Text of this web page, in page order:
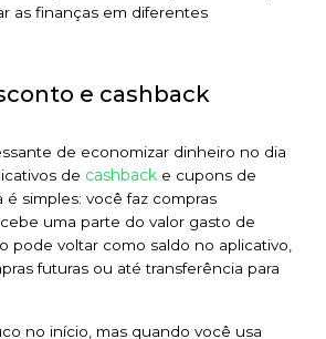
as finanças em diferentes
e cashback
de economizar dinheiro no dia
de cashback e cupons de
é simples: você faz compras
uma parte do valor gasto de
pode voltar como saldo no aplicativo,
futuras ou até transferência para
no início, mas quando você usa